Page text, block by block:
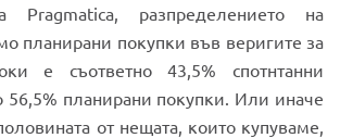
Pragmatica, разпределението на
планирани покупки във веригите за
е съответно 43,5% спотнтанни
56,5% планирани покупки. Или иначе
от нещата, които купуваме,